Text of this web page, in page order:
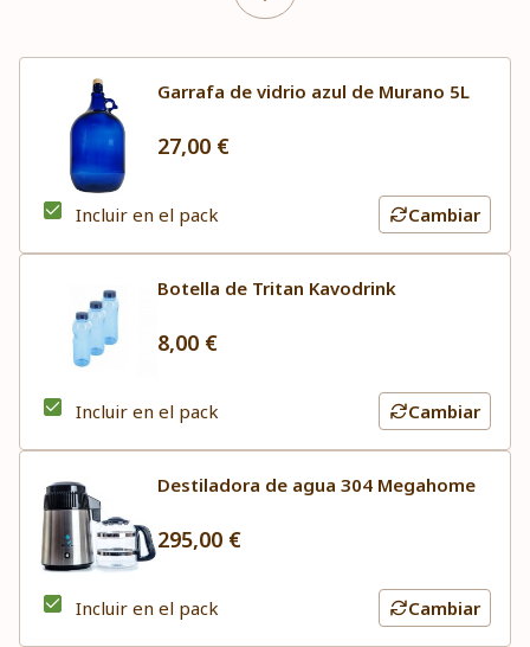
Garrafa de vidrio azul de Murano 5L
27,00 €
Incluir en el pack Cambiar
Botella de Tritan Kavodrink
8,00 €
Incluir en el pack Cambiar
Destiladora de agua 304 Megahome
295,00 €
Incluir en el pack Cambiar